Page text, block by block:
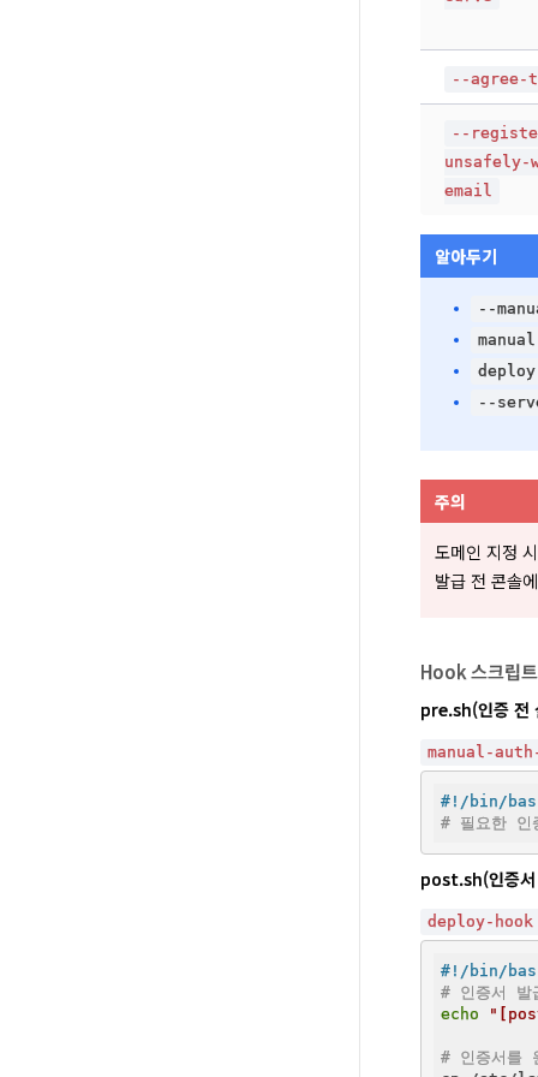
--agree-
--
unsafely-
email
알아두기
--
--
주의
도메인 지정
발급 전 콘솔
Hook 스크립
pre.sh(인증 전
manual-
#!/bin/
# 필요한 인
post.sh(인증서
deploy-hook
#!/bin/
# 인증서 발
echo
# 인증서를